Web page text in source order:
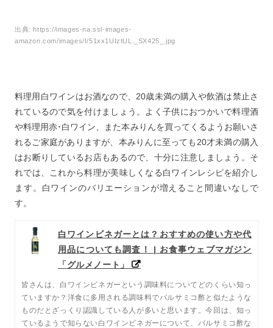
出典:https://images-na.ssl-images-
amazon.com/images/I/51xx1UIztUL._SX425_.jpg
料理用白ワインはお酒なので、20歳未満の購入や飲酒は禁止さ
れているので気を付けましょう。よく子供におつかいで料理酒
や料理用赤･白ワイン、また本みりんを買ってくるようお願いさ
れるご家庭がありますが、本みりんに至っても20才未満の購入
はお断りしているお店もあるので、十分に注意しましょう。そ
れでは、これから料理が美味しくなる白ワインレシピを紹介し
ます。白ワインのバリエーションが増えること間違いなしで
す。
白ワインビネガーとは？おすすめの使い方や代
用品についても調査！ | お食事ウェブマガジン
「グルメノート」
皆さんは、白ワインビネガーという調味料についてどのくらい知っ
ていますか？洋食に多用される調味料でバルサミコ酢と似たような
ものだとざっくり認識している人が多いと思います。今回は、知っ
ているようで知らない白ワインビネガーについて、バルサミコ酢な